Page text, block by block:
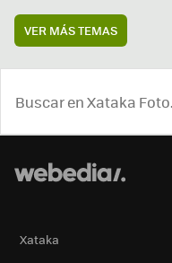
VER MÁS TEMAS
Xataka